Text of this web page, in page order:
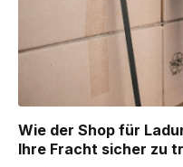
Wie der Shop für
Ihre Fracht sicher zu